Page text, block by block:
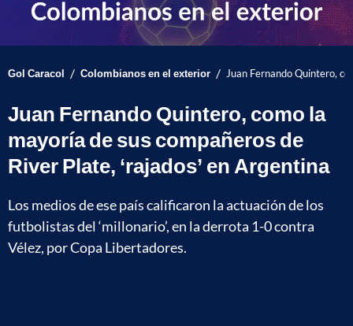
Gol Caracol / Colombianos en el exterior / Juan Fernando Quintero,
Juan Fernando Quintero, como la
mayoría de sus compañeros de
River Plate, ‘rajados’ en Argentina
Los medios de ese país calificaron la actuación de los
futbolistas del ‘millonario’, en la derrota 1-0 contra
Vélez, por Copa Libertadores.